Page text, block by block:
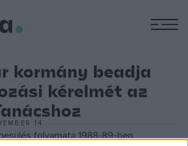
kormány beadja
kérelmét az
14.
folyamata 1988-89-ben